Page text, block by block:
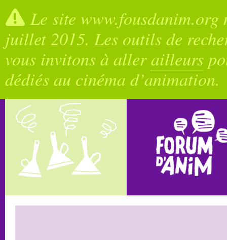
Le site
juillet 2015. Les outils de
vous invitons à allerailleurs
dédiés au cinéma d’animation.